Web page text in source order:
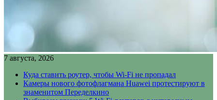
7 августа, 2026
Куда ставить роутер, чтобы Wi-Fi не пропадал
Камеры нового фотофлагмана Huawei протестируют в
знаменитом Переделкино